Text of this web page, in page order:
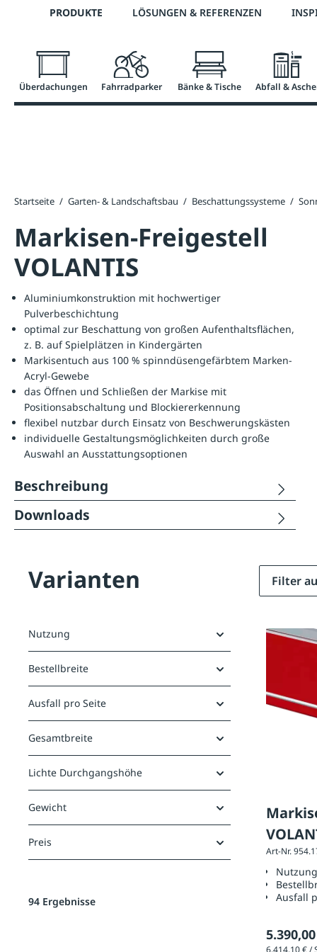
Zur Hauptnavigation springen
Telefon: 0800 / 100 49 02
PRODUKTE LÖSUNGEN & REFERENZEN
Überdachungen Fahrradparker Bänke & Tische Abfall &
Startseite / Garten- & Landschaftsbau / Beschattungssysteme /
Markisen-Freigestell
VOLANTIS
Aluminiumkonstruktion mit hochwertiger
Pulverbeschichtung
optimal zur Beschattung von großen Aufenthaltsflächen,
z. B. auf Spielplätzen in Kindergärten
Markisentuch aus 100 % spinndüsengefärbtem Marken-
Acryl-Gewebe
das Öffnen und Schließen der Markise mit
Positionsabschaltung und Blockiererkennung
flexibel nutzbar durch Einsatz von Beschwerungskästen
individuelle Gestaltungsmöglichkeiten durch große
Auswahl an Ausstattungsoptionen
Beschreibung
Downloads
Varianten
Nutzung
Bestellbreite
Ausfall pro Seite
Gesamtbreite
Lichte Durchgangshöhe
Gewicht
Preis
94 Ergebnisse
Filter
Art-Nr.
Ausfall